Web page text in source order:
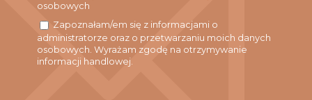
osobowych
Zapoznałam/em się z informacjami o
administratorze oraz o przetwarzaniu moich danych
osobowych. Wyrażam zgodę na otrzymywanie
informacji handlowej.